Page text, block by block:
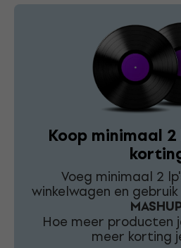
Koop minimaal
Voeg minimaal 2
winkelwagen en
Hoe meer producten
meer korting